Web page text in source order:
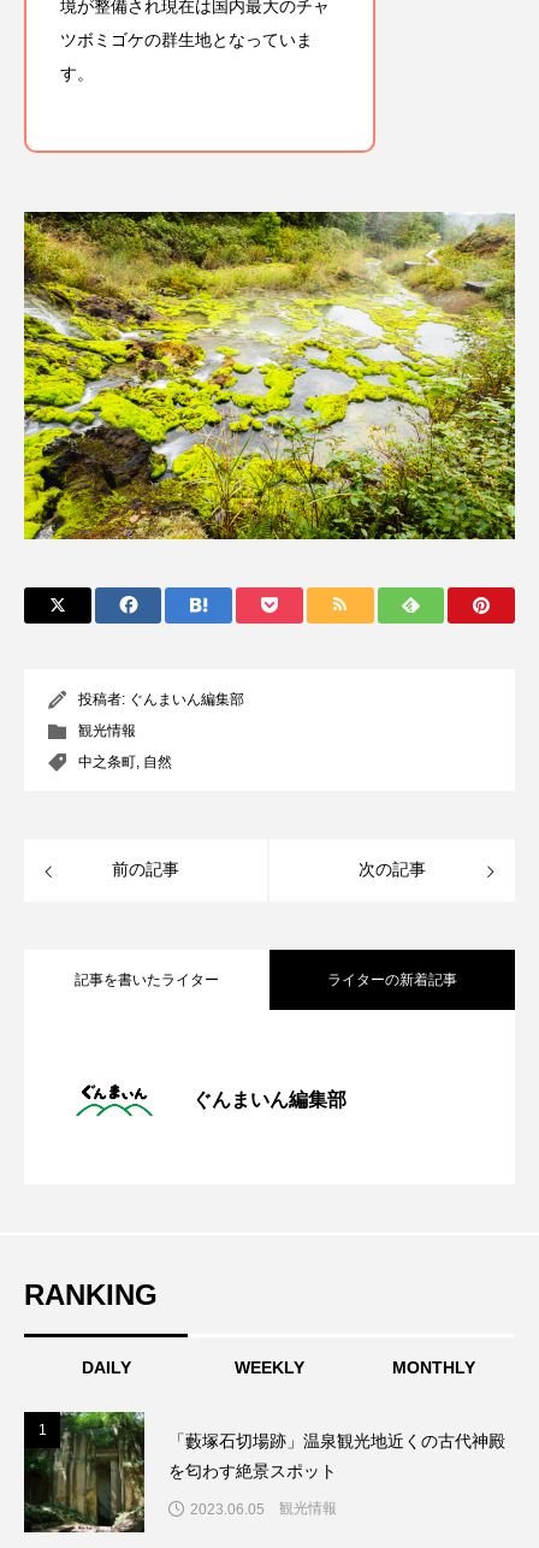
境が整備され現在は国内最大のチャ
ツボミゴケの群生地となっていま
す。
投稿者: ぐんまいん編集部
観光情報
中之条町, 自然
前の記事 次の記事
記事を書いたライター ライターの新着記事
ぐんまいん編集部
RANKING
DAILY WEEKLY MONTHLY
1
「藪塚石切場跡」温泉観光地近くの古代神殿
を匂わす絶景スポット
2023.06.05 観光情報